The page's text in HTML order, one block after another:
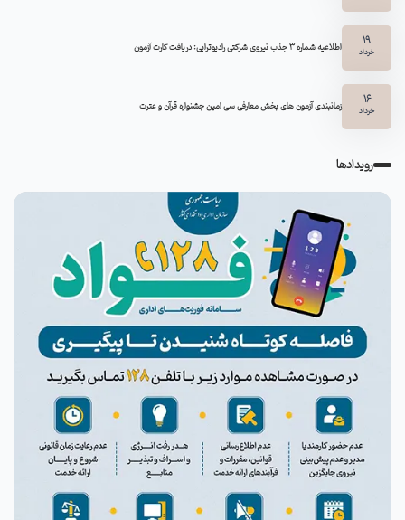
19
خرداد اطلاعیه شماره 3 جذب نیروی شرکتی رادیوتراپی: دریافت کارت آزمون
16
خرداد زمانبندی آزمون های بخش معارفی سی امین جشنواره قرآن و عترت
رویدادها